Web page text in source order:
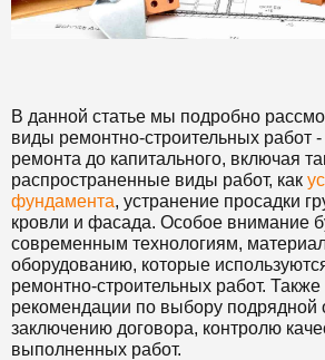
В данной статье мы подробно
виды ремонтно-строительных работ -
ремонта до капитального, включая
распространенные виды работ, как
фундамента, устранение просадки
кровли и фасада. Особое внимание
современным технологиям,
оборудованию, которые
ремонтно-строительных работ.
рекомендации по выбору подрядной
заключению договора, контролю
выполненных работ.